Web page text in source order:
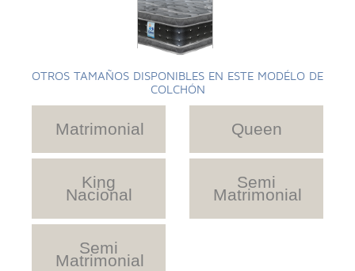
OTROS TAMAÑOS DISPONIBLES EN ESTE MODÉLO DE
COLCHÓN
Matrimonial Queen
King
Nacional
Semi
Matrimonial
Semi
Matrimonial